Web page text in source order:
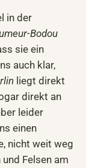
in der
Bodou
sie ein
auch klar,
liegt direkt
direkt an
leider
einen
nicht weit weg
Felsen am